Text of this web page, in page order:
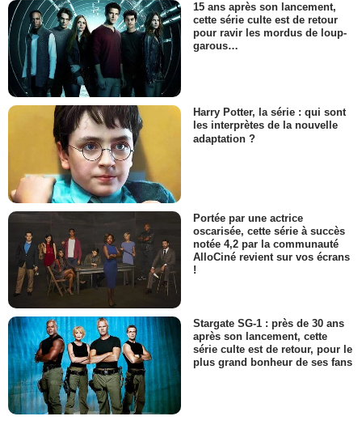
15 ans après son lancement,
cette série culte est de retour
pour ravir les mordus de loup-
garous…
Harry Potter, la série : qui sont
les interprètes de la nouvelle
adaptation ?
Portée par une actrice
oscarisée, cette série à succès
notée 4,2 par la communauté
AlloCiné revient sur vos écrans
!
Stargate SG-1 : près de 30 ans
après son lancement, cette
série culte est de retour, pour le
plus grand bonheur de ses fans